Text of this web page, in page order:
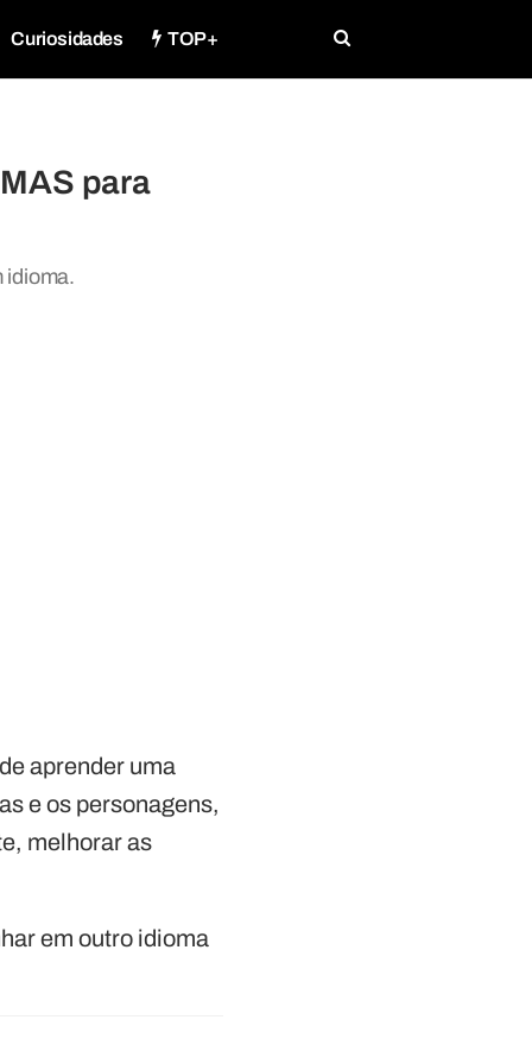
Curiosidades TOP+
para
idioma.
aprender uma
e os personagens,
melhorar as
em outro idioma